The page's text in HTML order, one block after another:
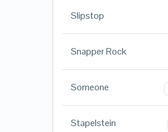
Slipstop
Snapper Rock
Someone
Stapelstein